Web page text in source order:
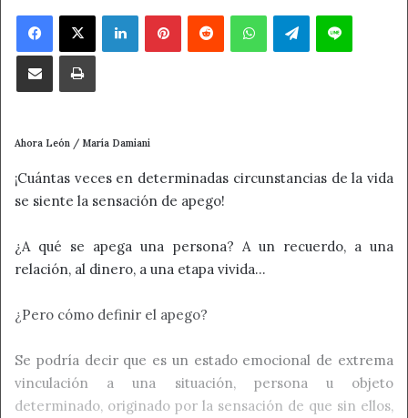
Facebook
X LinkedInPinterestReddit WhatsAppTelegramLine
Compartir por correo electrónicoImprimir
Ahora León / María Damiani
¡Cuántas veces en determinadas circunstancias de la vida
se siente la sensación de apego!
¿A qué se apega una persona? A un recuerdo, a una
relación, al dinero, a una etapa vivida…
¿Pero cómo definir el apego?
Se podría decir que es un estado emocional de extrema
vinculación a una situación, persona u objeto
determinado, originado por la sensación de que sin ellos,